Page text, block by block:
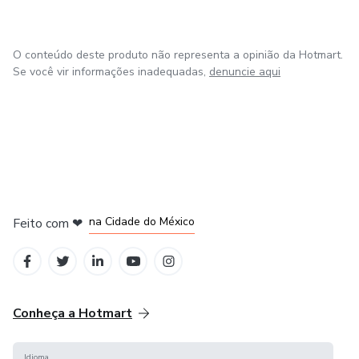
para a realização dos seus sonhos.
O conteúdo deste produto não representa a opinião da Hotmart.
Se você vir informações inadequadas, denuncie aqui
Feito com ❤ na Cidade do México
Conheça a Hotmart